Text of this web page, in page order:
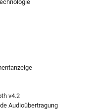
v4.2
Audioübertragung